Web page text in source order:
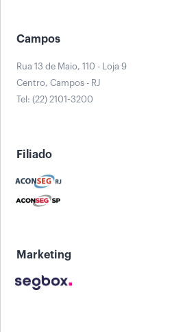
Campos
Rua 13 de Maio, 110 - Loja 9
Centro, Campos - RJ
Tel: (22) 2101-3200
Filiado
Marketing